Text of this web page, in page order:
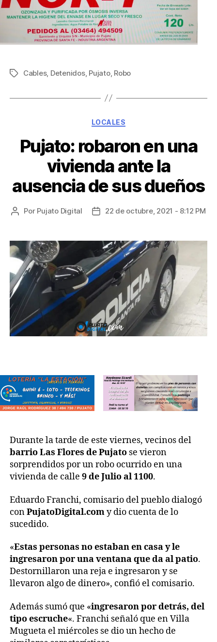
Cables, Detenidos, Pujato, Robo
LOCALES
Pujato: robaron en una
vivienda ante la
ausencia de sus dueños
Por Pujato Digital 22 de octubre, 2021 - 8:12 PM
Durante la tarde de este viernes, vecinos del
barrio Las Flores de Pujato se vieron
sorprendidos por un robo ocurrido en una
vivienda de calle 9 de Julio al 1100.
Eduardo Franchi, comisario del pueblo dialogó
conPujatoDigital.comy dio cuenta de lo
sucedido.
«Estas personas no estaban en casa y le
ingresaron por una ventana que da al patio.
Destornillaron una reja e ingresaron y se
llevaron algo de dinero», confió el comisario.
Además sumó que «ingresaron por detrás, del
tipo escruche«. Franchi señaló que en Villa
Mugueta el miércoles se dio un hecho de